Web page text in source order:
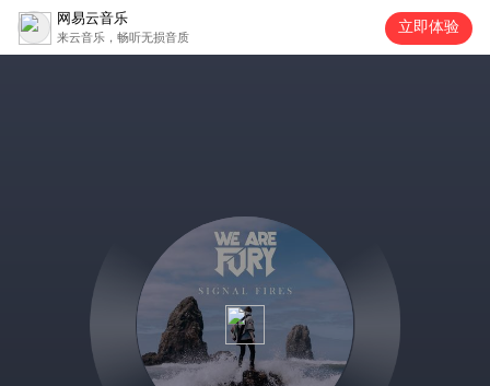
网易云音乐
来云音乐，畅听无损音质
立即体验